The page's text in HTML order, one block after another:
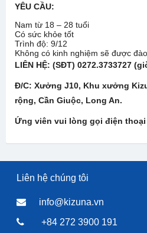
YÊU CẦU:
Nam từ 18 – 28 tuổi
Có sức khỏe tốt
Trình độ: 9/12
Không có kinh nghiệm sẽ được
LIÊN HỆ: (SĐT) 0272.3733727
Đ/C: Xưởng J10, Khu xưởng
rộng, Cần Giuộc, Long An.
Ứng viên vui lòng gọi điện
Liên hệ chúng tôi
info@kizuna.vn
+84 272 3900 191